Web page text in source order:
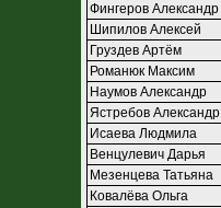
Фингеров Александр
Шипилов Алексей
Груздев Артём
Романюк Максим
Наумов Александр
Ястребов Александр
Исаева Людмила
Венцулевич Дарья
Мезенцева Татьяна
Ковалёва Ольга